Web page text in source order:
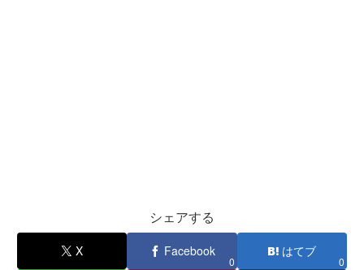
シェアする
X Facebook
0
はてブ
0